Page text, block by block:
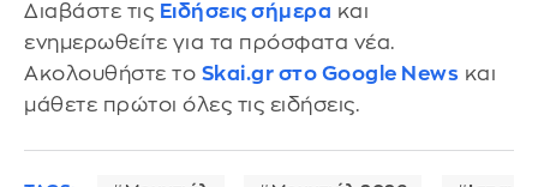
Διαβάστε τις Ειδήσεις σήμερα και
ενημερωθείτε για τα πρόσφατα νέα.
Ακολουθήστε το Skai.gr στο Google News και
μάθετε πρώτοι όλες τις ειδήσεις.